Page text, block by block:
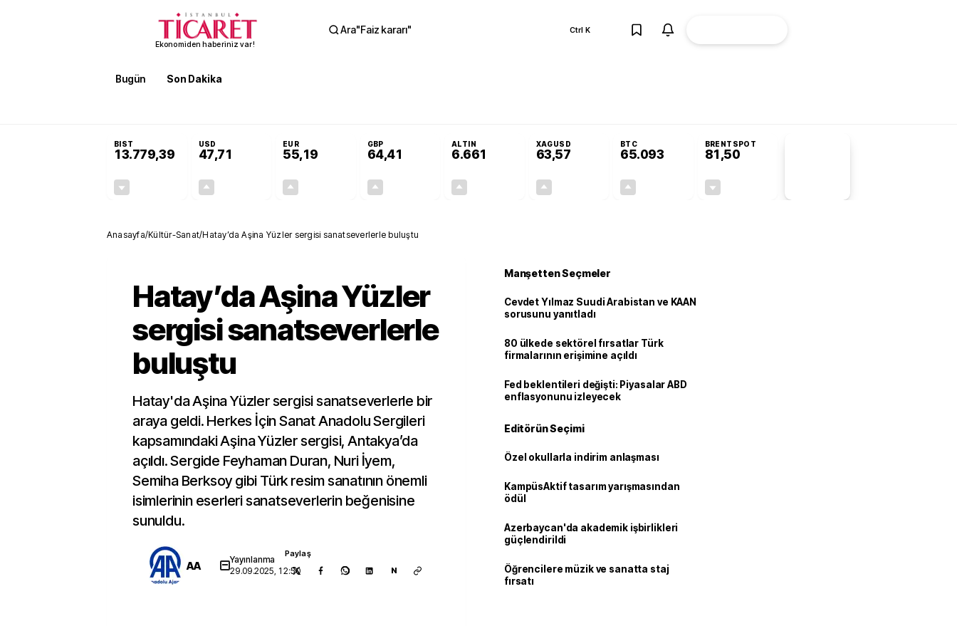
Ekonomiden haberiniz var!
Ara"Faiz kararı" Ctrl K
Bugün Son Dakika
BIST
13.779,39
USD
47,71
EUR
55,19
GBP
64,41
ALTIN
6.661
XAGUSD
63,57
BTC
65.093
BRENTSPOT
81,50
Anasayfa/Kültür-Sanat/Hatay’da Aşina Yüzler sergisi sanatseverlerle buluştu
Hatay’da Aşina Yüzler
sergisi sanatseverlerle
buluştu
Hatay'da Aşina Yüzler sergisi sanatseverlerle bir
araya geldi. Herkes İçin Sanat Anadolu Sergileri
kapsamındaki Aşina Yüzler sergisi, Antakya’da
açıldı. Sergide Feyhaman Duran, Nuri İyem,
Semiha Berksoy gibi Türk resim sanatının önemli
isimlerinin eserleri sanatseverlerin beğenisine
sunuldu.
AA
Yayınlanma
29.09.2025, 12:50
Paylaş
N
Manşetten Seçmeler
Cevdet Yılmaz Suudi Arabistan ve KAAN
sorusunu yanıtladı
80 ülkede sektörel fırsatlar Türk
firmalarının erişimine açıldı
Fed beklentileri değişti: Piyasalar ABD
enflasyonunu izleyecek
Editörün Seçimi
Özel okullarla indirim anlaşması
KampüsAktif tasarım yarışmasından
ödül
Azerbaycan'da akademik işbirlikleri
güçlendirildi
Öğrencilere müzik ve sanatta staj
fırsatı